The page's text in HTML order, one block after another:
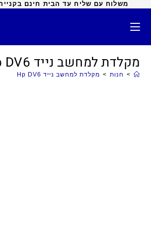
משלוח עם שליח עד הבית חינם בקנייה מעל
מקלדת למחשב נייד Hp DV6
> חנות > מקלדת למחשב נייד Hp DV6